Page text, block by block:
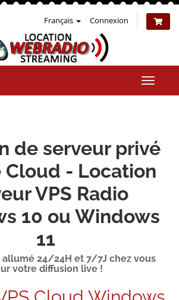
Français Connexion
la
de serveur privé
Cloud - Location
VPS Radio
10 ou Windows
11
allumé 24/24H et 7/7J chez vous
votre diffusion live !